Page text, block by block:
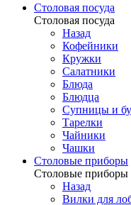
Столовая посуда
Столовая посуда
Назад
Кофейники
Кружки
Салатники
Блюда
Блюдца
Супницы и
Тарелки
Чайники
Чашки
Cтоловые приборы
Cтоловые приборы
Назад
Вилки для